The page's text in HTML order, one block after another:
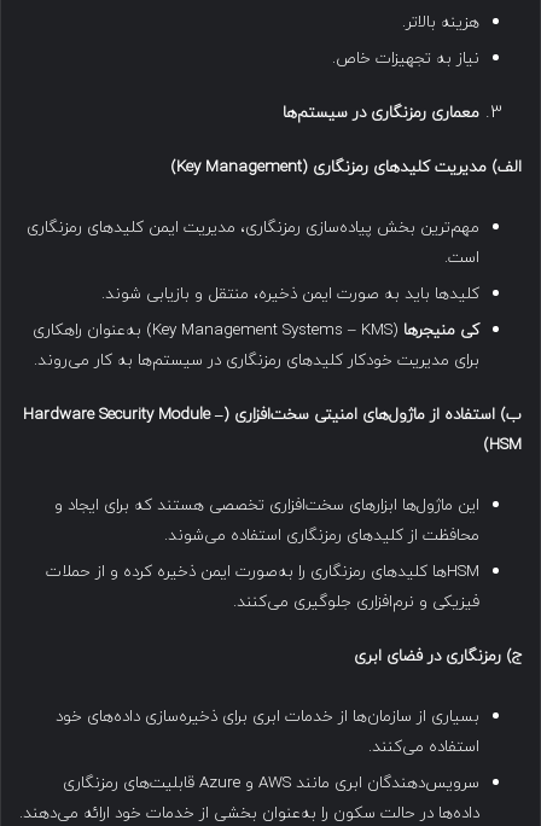
هزینه بالاتر.
نیاز به تجهیزات خاص.
معماری رمزنگاری در سیستم‌ها
الف) مدیریت کلیدهای رمزنگاری (Key Management)
مهم‌ترین بخش پیاده‌سازی رمزنگاری، مدیریت ایمن کلیدهای رمزنگاری
است.
کلیدها باید به صورت ایمن ذخیره، منتقل و بازیابی شوند.
کی‌ منیجرها
(Key Management Systems – KMS) به‌عنوان راهکاری
برای مدیریت خودکار کلیدهای رمزنگاری در سیستم‌ها به کار می‌روند.
ب) استفاده از ماژول‌های امنیتی سخت‌افزاری (Hardware Security Module –
HSM)
این ماژول‌ها ابزارهای سخت‌افزاری تخصصی هستند که برای ایجاد و
محافظت از کلیدهای رمزنگاری استفاده می‌شوند.
HSMها کلیدهای رمزنگاری را به‌صورت ایمن ذخیره کرده و از حملات
فیزیکی و نرم‌افزاری جلوگیری می‌کنند.
ج) رمزنگاری در فضای ابری
بسیاری از سازمان‌ها از خدمات ابری برای ذخیره‌سازی داده‌های خود
استفاده می‌کنند.
سرویس‌دهندگان ابری مانند AWS و Azure قابلیت‌های رمزنگاری
داده‌ها در حالت سکون را به‌عنوان بخشی از خدمات خود ارائه می‌دهند.